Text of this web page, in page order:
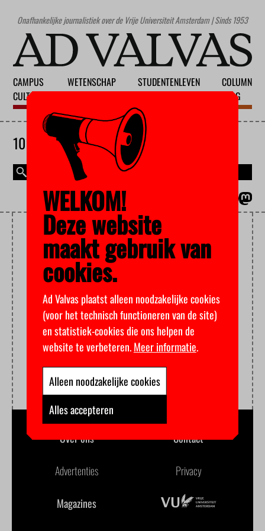
Onafhankelijke journalistiek over de Vrije Universiteit Amsterdam | Sinds 1953
CAMPUS
CULTUUR
WETENSCHAP
STUDENTENLEVEN
COLUMN
BLOG
10 AUGUSTUS 2026
KORTE FILMS
Over ons Contact
Advertenties Privacy
Magazines
WELKOM!
Deze website
maakt gebruik van
cookies.
Ad Valvas plaatst alleen noodzakelijke cookies
(voor het technisch functioneren van de site)
en statistiek-cookies die ons helpen de
website te verbeteren.Meer informatie.
Alleen noodzakelijke cookies
Alles accepteren